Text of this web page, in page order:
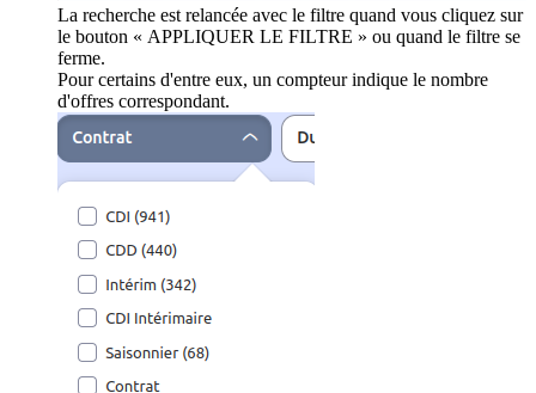
La recherche est relancée avec le filtre quand vous cliquez sur
le bouton « APPLIQUER LE FILTRE » ou quand le filtre se
ferme.
Pour certains d'entre eux, un compteur indique le nombre
d'offres correspondant.